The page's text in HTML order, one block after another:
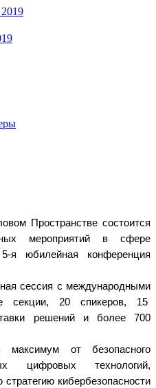
Пространстве состоится
мероприятий в сфере
я юбилейная конференция
сессия с международными
секции, 20 спикеров, 15
решений и более 700
от безопасного
цифровых технологий,
кибербезопасности